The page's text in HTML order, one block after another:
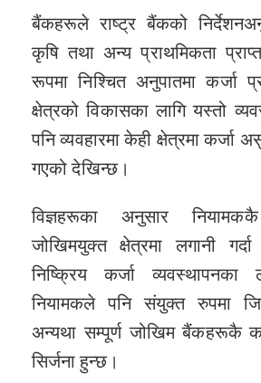
बैंकहरूले राष्ट्र बैंकको
कृषि तथा अन्य प्राथमिकता प्राप्त
रूपमा निश्चित अनुपातमा कर्जा
क्षेत्रको विकासका लागि यस्तो
पनि व्यवहारमा केही क्षेत्रमा कर्जा
गएको देखिन्छ।
विज्ञहरूका अनुसार नियामककै
जोखिमयुक्त क्षेत्रमा लगानी
निष्क्रिय कर्जा
नियामकले पनि संयुक्त रुपमा
अन्यथा सम्पूर्ण जोखिम बैंकहरूकै
सिर्जना हुन्छ।